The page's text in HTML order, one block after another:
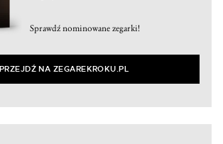
Sprawdź nominowane zegarki!
PRZEJDŹ NA ZEGAREKROKU.PL